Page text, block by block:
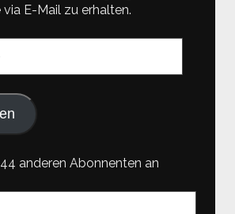
E-Mail zu erhalten.
anderen Abonnenten an